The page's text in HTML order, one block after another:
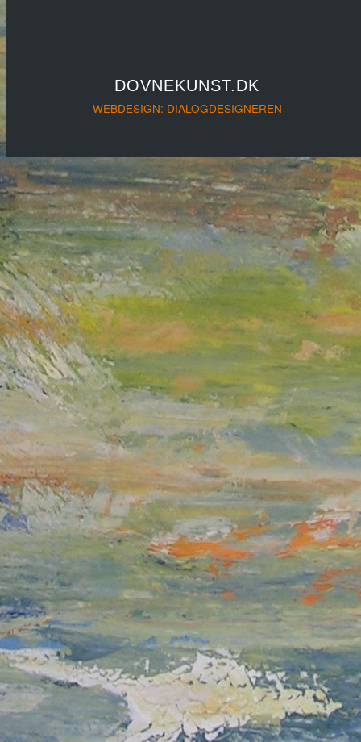
DOVNEKUNST.DK
WEBDESIGN: DIALOGDESIGNEREN